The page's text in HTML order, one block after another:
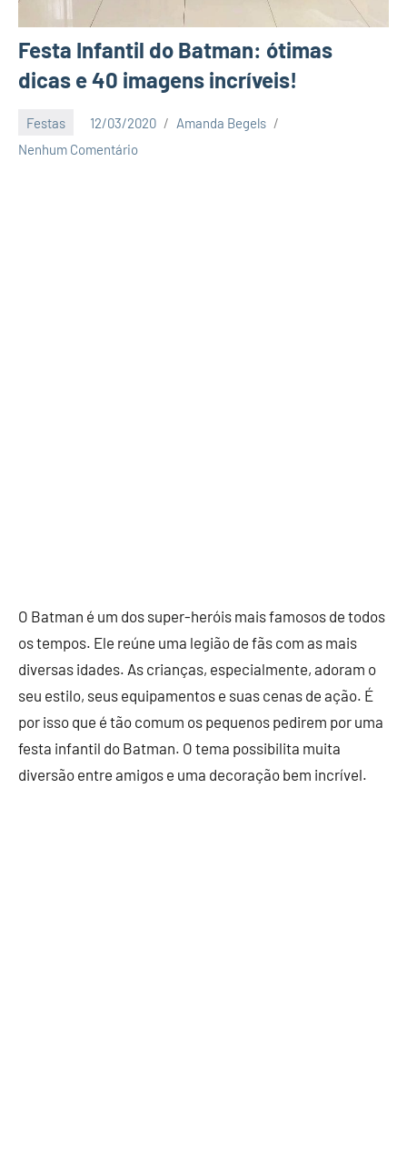
Festa Infantil do Batman: ótimas
dicas e 40 imagens incríveis!
Festas 12/03/2020
Amanda Begels
Nenhum Comentário
O Batman é um dos super-heróis mais famosos de todos
os tempos. Ele reúne uma legião de fãs com as mais
diversas idades. As crianças, especialmente, adoram o
seu estilo, seus equipamentos e suas cenas de ação. É
por isso que é tão comum os pequenos pedirem por uma
festa infantil do Batman. O tema possibilita muita
diversão entre amigos e uma decoração bem incrível.